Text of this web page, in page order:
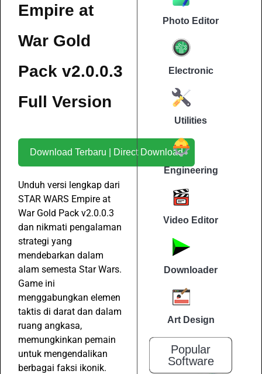
Empire at
War Gold
Pack v2.0.0.3
Full Version
Download Terbaru | Direct Download
Unduh versi lengkap dari
STAR WARS Empire at
War Gold Pack v2.0.0.3
dan nikmati pengalaman
strategi yang
mendebarkan dalam
alam semesta Star Wars.
Game ini
menggabungkan elemen
taktis di darat dan dalam
ruang angkasa,
memungkinkan pemain
untuk mengendalikan
berbagai faksi ikonik.
Photo Editor
Electronic
Utilities
Engineering
Video Editor
Downloader
Art Design
Popular
Software